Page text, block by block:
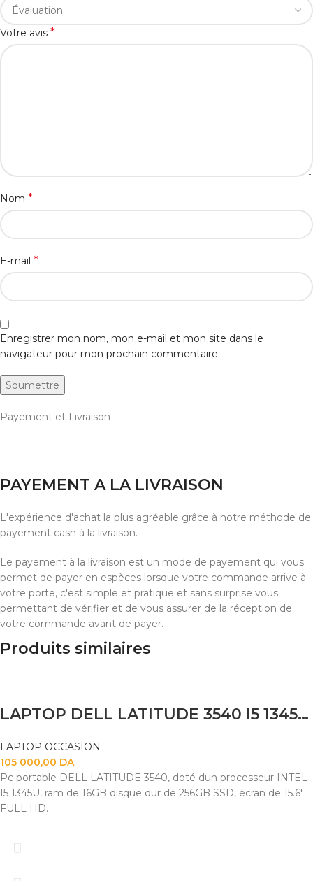
Votre avis *
Nom *
E-mail *
Enregistrer mon nom, mon e-mail et mon site dans le
navigateur pour mon prochain commentaire.
Payement et Livraison
PAYEMENT A LA LIVRAISON
L'expérience d'achat la plus agréable grâce à notre méthode de
payement cash à la livraison.
Le payement à la livraison est un mode de payement qui vous
permet de payer en espèces lorsque votre commande arrive à
votre porte, c'est simple et pratique et sans surprise vous
permettant de vérifier et de vous assurer de la réception de
votre commande avant de payer.
Produits similaires
LAPTOP DELL LATITUDE 3540 I5 1345U 16GB 256 SSD 15.6 FHD
LAPTOP OCCASION
105 000,00 DA
Pc portable DELL LATITUDE 3540, doté dun processeur INTEL
I5 1345U, ram de 16GB disque dur de 256GB SSD, écran de 15.6"
FULL HD.